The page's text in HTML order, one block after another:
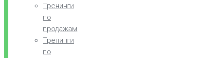
Тренинги
по
продажам
Тренинги
по